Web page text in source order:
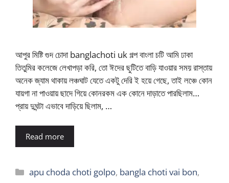
আপুর মিষ্টি গুদ চোদা banglachoti uk গল্প বাংলা চটি আমি ঢাকা
তিতুমির কলেজে লেখাপড়া করি, তো ঈদের ছুটিতে বাড়ি যাওয়ার সময় রাস্তায়
অনেক জ্যাম থাকায় লঞ্চঘাট যেতে একটু দেরি ই হয়ে গেছে, তাই লঞ্চে কোন
যায়গা না পাওয়ায় ছাদে গিয়ে কোনরকম এক কোনে দাড়াতে পারছিলাম…
প্রায় দুঘন্টা এভাবে দাড়িয়ে ছিলাম, …
Read more
Categories
apu choda choti golpo, bangla choti vai bon,